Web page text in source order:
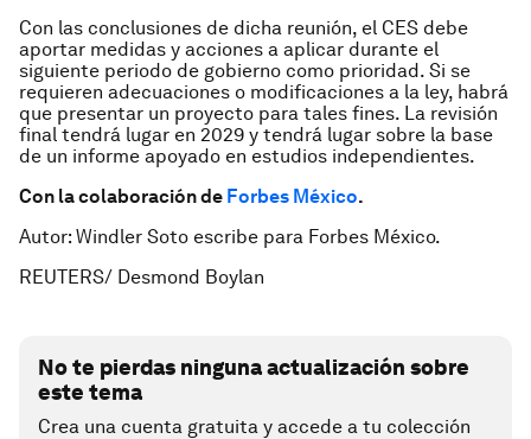
Con las conclusiones de dicha reunión, el CES debe
aportar medidas y acciones a aplicar durante el
siguiente periodo de gobierno como prioridad. Si se
requieren adecuaciones o modificaciones a la ley, habrá
que presentar un proyecto para tales fines. La revisión
final tendrá lugar en 2029 y tendrá lugar sobre la base
de un informe apoyado en estudios independientes.
Con la colaboración de Forbes México.
Autor: Windler Soto escribe para Forbes México.
REUTERS/ Desmond Boylan
No te pierdas ninguna actualización sobre
este tema
Crea una cuenta gratuita y accede a tu colección